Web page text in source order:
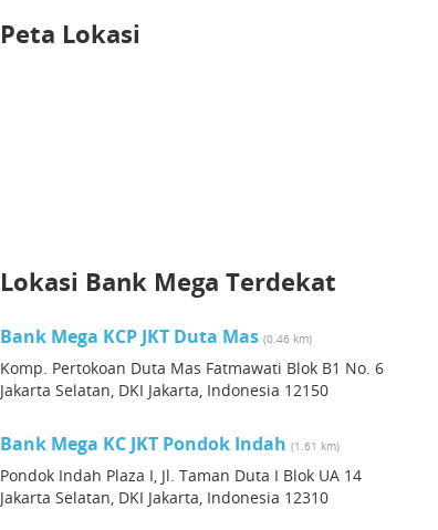
Peta Lokasi
Lokasi Bank Mega Terdekat
Bank Mega KCP JKT Duta Mas (0.46 km)
Komp. Pertokoan Duta Mas Fatmawati Blok B1 No. 6
Jakarta Selatan, DKI Jakarta, Indonesia 12150
Bank Mega KC JKT Pondok Indah (1.61 km)
Pondok Indah Plaza I, Jl. Taman Duta I Blok UA 14
Jakarta Selatan, DKI Jakarta, Indonesia 12310